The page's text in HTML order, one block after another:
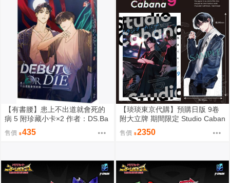
【有書腰】患上不出道就會死的
病 5 附珍藏小卡×2 作者：DS.Ba
ck/知翎文化輕小說/Avi書店
售價 435
【琰琰東京代購】預購日版 9卷
附大立牌 期間限定 Studio Caban
a 思密錄音室 日下優助 牧友佳里
售價 2350